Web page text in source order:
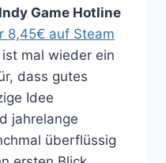
Indy Game Hotline
8,45€ auf Steam
mal wieder ein
dass gutes
Idee
jahrelange
überflüssig